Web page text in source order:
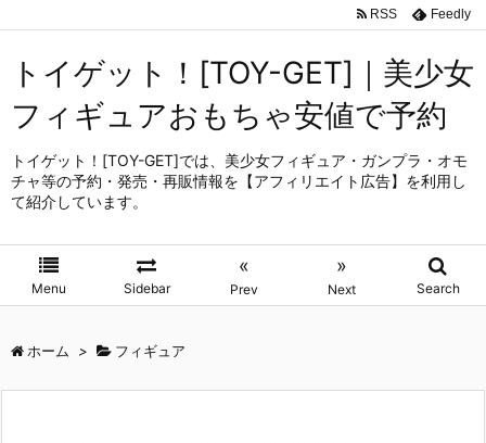
トイゲット！[TOY-GET]｜美少女
フィギュアおもちゃ安値で予約
トイゲット！[TOY-GET]では、美少女フィギュア・ガンプラ・オモ
チャ等の予約・発売・再販情報を【アフィリエイト広告】を利用し
て紹介しています。
Menu Sidebar
«
Prev
»
Next Search
RSS Feedly
ホーム > フィギュア